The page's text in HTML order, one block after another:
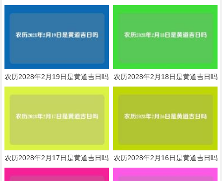
农历2028年2月19日是黄道吉日吗 农历2028年2月18日是黄道吉日吗
农历2028年2月17日是黄道吉日吗 农历2028年2月16日是黄道吉日吗